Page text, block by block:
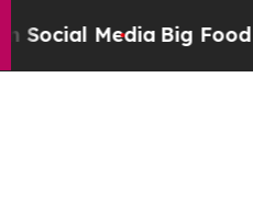
Big Food vs. The